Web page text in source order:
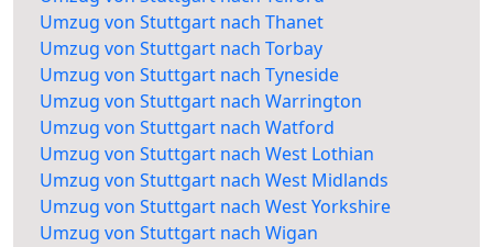
Umzug von Stuttgart nach Thanet
Umzug von Stuttgart nach Torbay
Umzug von Stuttgart nach Tyneside
Umzug von Stuttgart nach Warrington
Umzug von Stuttgart nach Watford
Umzug von Stuttgart nach West Lothian
Umzug von Stuttgart nach West Midlands
Umzug von Stuttgart nach West Yorkshire
Umzug von Stuttgart nach Wigan